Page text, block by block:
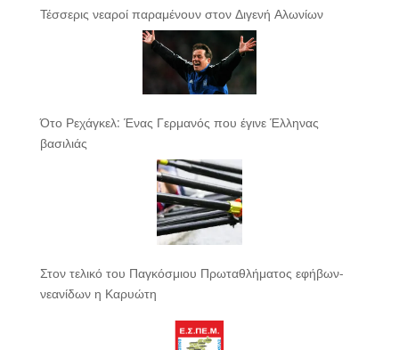
Τέσσερις νεαροί παραμένουν στον Διγενή Αλωνίων
Ότο Ρεχάγκελ: Ένας Γερμανός που έγινε Έλληνας
βασιλιάς
Στον τελικό του Παγκόσμιου Πρωταθλήματος εφήβων-
νεανίδων η Καρυώτη